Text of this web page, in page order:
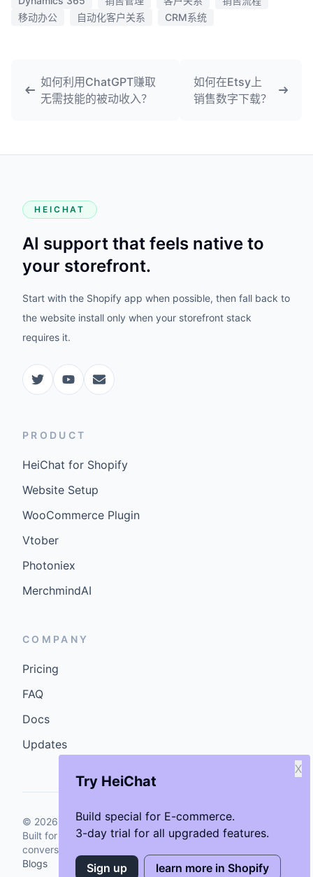
Try HeiChat
Build special for E-commerce.
3-day trial for all upgraded features.
X
Sign up learn more in Shopify
移动办公
自动化客户关系 CRM系统
如何利用ChatGPT赚取
无需技能的被动收入？
如何在Etsy上
销售数字下载？
HEICHAT
AI support that feels native to
your storefront.
Start with the Shopify app when possible, then fall back to
the website install only when your storefront stack
requires it.
PRODUCT
HeiChat for Shopify
Website Setup
WooCommerce Plugin
Vtober
Photoniex
MerchmindAI
COMPANY
Pricing
FAQ
Docs
Updates
© 2026 GenCybers Inc. All rights reserved.
Built for storefronts that want faster answers and cleaner
conversions.
Blogs